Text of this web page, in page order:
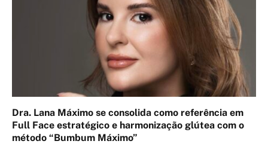
Dra. Lana Máximo se consolida como referência em
Full Face estratégico e harmonização glútea com o
método “Bumbum Máximo”